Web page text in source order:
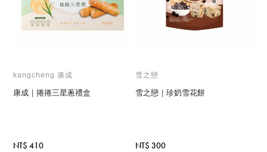
kangcheng 康成
康成｜捲捲三星蔥禮盒
NT$ 410
雪之戀
雪之戀｜珍奶雪花餅
NT$ 300